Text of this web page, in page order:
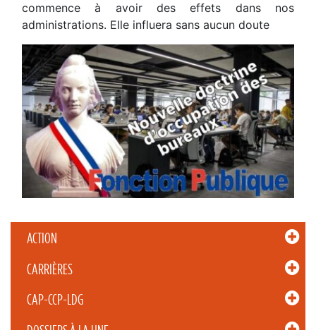
ACTION
CARRIÈRES
CAP-CCP-LDG
commence à avoir des effets dans nos
administrations. Elle influera sans aucun doute